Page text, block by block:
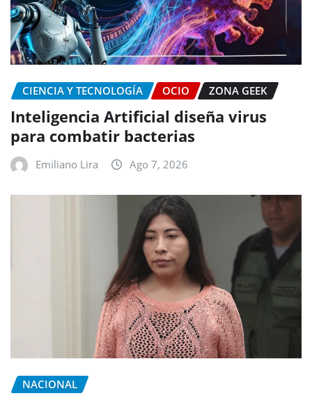
CIENCIA Y TECNOLOGÍA OCIO ZONA GEEK
Inteligencia Artificial diseña virus
para combatir bacterias
Emiliano Lira Ago 7, 2026
NACIONAL